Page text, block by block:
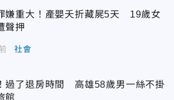
嫌重大！產嬰夭折藏屍5天 19歲女
聲押
社會
過了退房時間 高雄58歲男一絲不掛
館